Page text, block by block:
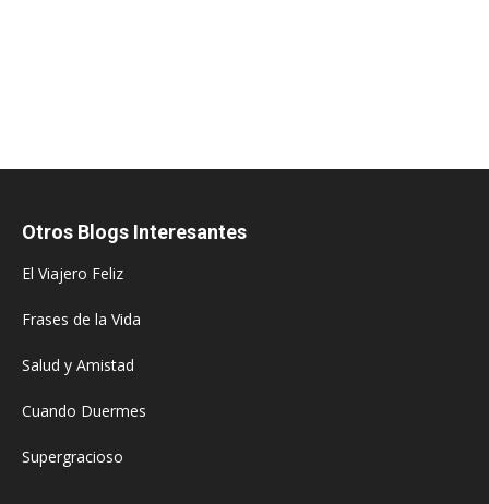
Otros Blogs Interesantes
El Viajero Feliz
Frases de la Vida
Salud y Amistad
Cuando Duermes
Supergracioso